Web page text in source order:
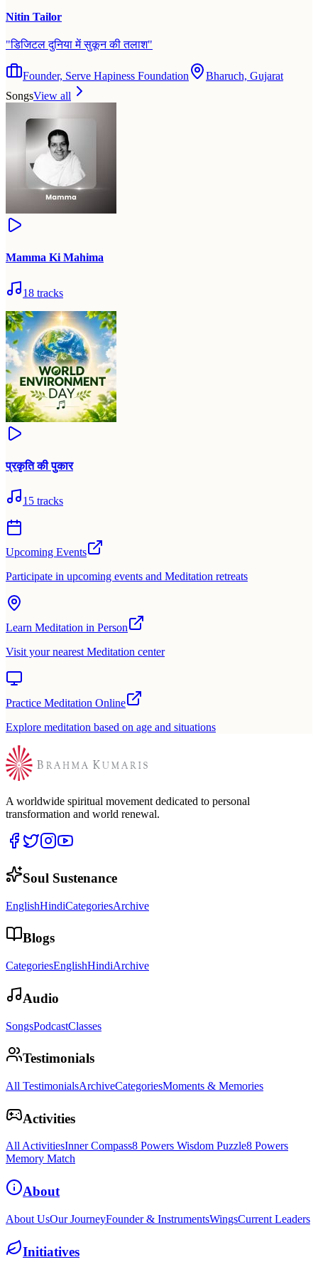
Nitin Tailor
"डिजिटल दुनिया में सुकून की तलाश"
Founder, Serve Hapiness Foundation
Bharuch, Gujarat
SongsView all
Mamma Ki Mahima
18 tracks
प्रकृति की पुकार
15 tracks
Upcoming Events
Participate in upcoming events and Meditation retreats
Learn Meditation in Person
Visit your nearest Meditation center
Practice Meditation Online
Explore meditation based on age and situations
A worldwide spiritual movement dedicated to personal
transformation and world renewal.
Soul Sustenance
EnglishHindiCategoriesArchive
Blogs
CategoriesEnglishHindiArchive
Audio
SongsPodcastClasses
Testimonials
All TestimonialsArchiveCategoriesMoments & Memories
Activities
All ActivitiesInner Compass8 Powers Wisdom Puzzle8 Powers
Memory Match
About
About UsOur JourneyFounder & InstrumentsWingsCurrent Leaders
Initiatives